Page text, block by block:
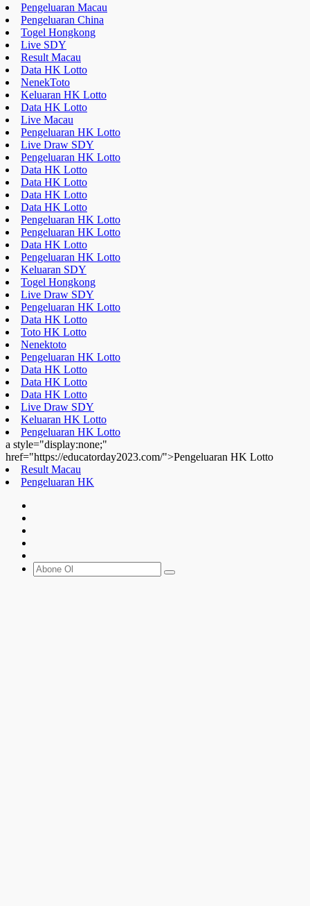
Pengeluaran Macau
Pengeluaran China
Togel Hongkong
Live SDY
Result Macau
Data HK Lotto
NenekToto
Keluaran HK Lotto
Data HK Lotto
Live Macau
Pengeluaran HK Lotto
Live Draw SDY
Pengeluaran HK Lotto
Data HK Lotto
Data HK Lotto
Data HK Lotto
Data HK Lotto
Pengeluaran HK Lotto
Pengeluaran HK Lotto
Data HK Lotto
Pengeluaran HK Lotto
Keluaran SDY
Togel Hongkong
Live Draw SDY
Pengeluaran HK Lotto
Data HK Lotto
Toto HK Lotto
Nenektoto
Pengeluaran HK Lotto
Data HK Lotto
Data HK Lotto
Data HK Lotto
Live Draw SDY
Keluaran HK Lotto
Pengeluaran HK Lotto
a style="display:none;"
href="https://educatorday2023.com/">Pengeluaran HK Lotto
Result Macau
Pengeluaran HK